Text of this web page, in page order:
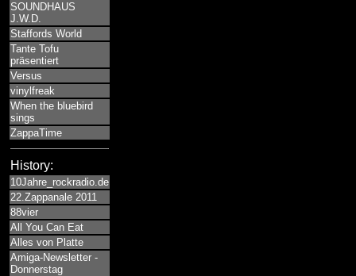
SOUNDHAUS
J.W.D.
Staffords World
Tante Tofu
präsentiert
Versus
vinylfreak
When the bluebird
sings
ZappaTime
History:
10Jahre_rockradio.de
22.Zappanale 2011
88vier
All You Can Eat
Alles von Platte
Amiga-Newsletter -
Donnerstag